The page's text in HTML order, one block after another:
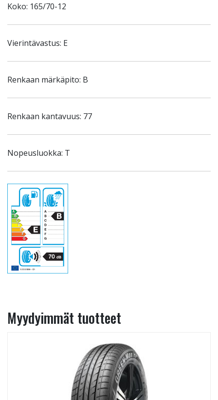
Koko: 165/70-12
Vierintävastus: E
Renkaan märkäpito: B
Renkaan kantavuus: 77
Nopeusluokka: T
Myydyimmät tuotteet